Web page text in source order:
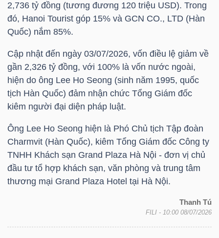
2,736 tỷ đồng (tương đương 120 triệu USD). Trong
đó, Hanoi Tourist góp 15% và GCN CO., LTD (Hàn
Quốc) nắm 85%.
Cập nhật đến ngày 03/07/2026, vốn điều lệ giảm về
gần 2,326 tỷ đồng, với 100% là vốn nước ngoài,
hiện do ông Lee Ho Seong (sinh năm 1995, quốc
tịch Hàn Quốc) đảm nhận chức Tổng Giám đốc
kiêm người đại diện pháp luật.
Ông Lee Ho Seong hiện là Phó Chủ tịch Tập đoàn
Charmvit (Hàn Quốc), kiêm Tổng Giám đốc Công ty
TNHH Khách sạn Grand Plaza Hà Nội - đơn vị chủ
đầu tư tổ hợp khách sạn, văn phòng và trung tâm
thương mại Grand Plaza Hotel tại Hà Nội.
Thanh Tú
FILI - 10:00 08/07/2026
NGUYÊN
LIỆU
CÔNG
NGHIỆP
TIÊU
THIẾT